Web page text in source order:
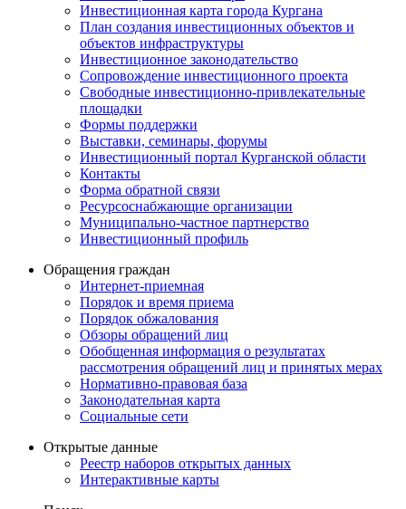
Инвестиционная карта города Кургана
План создания инвестиционных объектов и
объектов инфраструктуры
Инвестиционное законодательство
Сопровождение инвестиционного проекта
Свободные инвестиционно-привлекательные
площадки
Формы поддержки
Выставки, семинары, форумы
Инвестиционный портал Курганской области
Контакты
Форма обратной связи
Ресурсоснабжающие организации
Муниципально-частное партнерство
Инвестиционный профиль
Обращения граждан
Интернет-приемная
Порядок и время приема
Порядок обжалования
Обзоры обращений лиц
Обобщенная информация о результатах
рассмотрения обращений лиц и принятых мерах
Нормативно-правовая база
Законодательная карта
Социальные сети
Открытые данные
Реестр наборов открытых данных
Интерактивные карты